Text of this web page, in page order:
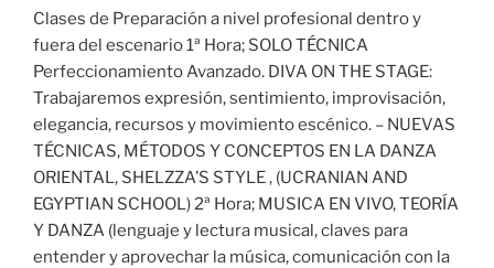
Clases de Preparación a nivel profesional dentro y
fuera del escenario 1ª Hora; SOLO TÉCNICA
Perfeccionamiento Avanzado. DIVA ON THE STAGE:
Trabajaremos expresión, sentimiento, improvisación,
elegancia, recursos y movimiento escénico. – NUEVAS
TÉCNICAS, MÉTODOS Y CONCEPTOS EN LA DANZA
ORIENTAL, SHELZZA’S STYLE , (UCRANIAN AND
EGYPTIAN SCHOOL) 2ª Hora; MUSICA EN VIVO, TEORÍA
Y DANZA (lenguaje y lectura musical, claves para
entender y aprovechar la música, comunicación con la